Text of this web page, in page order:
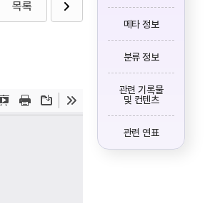
목록
메타 정보
분류 정보
관련 기록물
및 컨텐츠
관련 연표